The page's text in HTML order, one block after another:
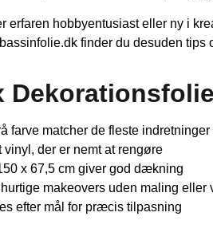
erfaren hobbyentusiast eller ny i
finder du desuden tips
farve matcher de fleste indretninger
der er nemt at rengøre
x 67,5 cm giver god dækning
hurtige makeovers uden maling eller
efter mål for præcis tilpasning